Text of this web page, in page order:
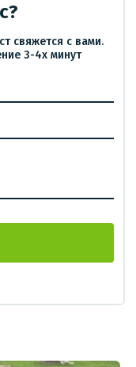
свяжется с вами.
3-4х минут